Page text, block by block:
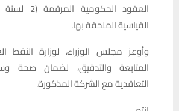
القياسية الملحقة بها.
وأوعز مجلس الوزراء، لوزارة النفط
المتابعة والتدقيق، لضمان صحة
التعاقدية مع الشركة المذكورة.